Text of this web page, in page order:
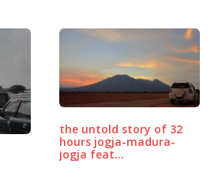
at
p
p
r
P
r
e
ss
ar
e
the untold story of 32
hours jogja-madura-
jogja feat…